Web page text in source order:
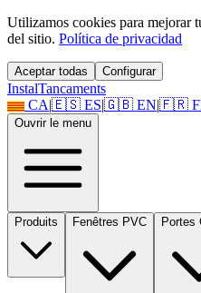
Utilizamos cookies para mejorar
del sitio. Política de privacidad
Aceptar todas Configurar
InstalTancaments
CA|🇪🇸 ES|🇬🇧 EN|🇫🇷
Ouvrir le menu
Produits Fenêtres PVC Portes